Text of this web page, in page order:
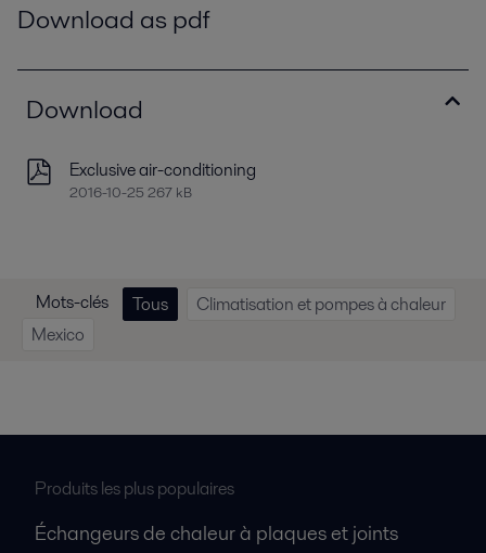
Download as pdf
Download
Exclusive air-conditioning
2016-10-25 267 kB
Mots-clés Tous
Climatisation et pompes à chaleur
Mexico
Produits les plus populaires
Échangeurs de chaleur à plaques et joints